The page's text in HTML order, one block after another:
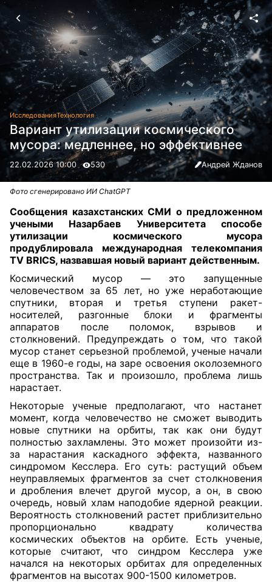
ИсследованияТехнология
Вариант утилизации космического
мусора: медленнее, но эффективнее
22.02.2026 10:00 530 Андрей Жданов
Фото сгенерировано ИИ ChatGPT
Сообщения казахстанских СМИ о предложенном
учеными Назарбаев Университета способе
утилизации космического мусора
продублировала международная телекомпания
TV BRICS, назвавшая новый вариант действенным.
Космический мусор — это запущенные
человечеством за 65 лет, но уже неработающие
спутники, вторая и третья ступени ракет-
носителей, разгонные блоки и фрагменты
аппаратов после поломок, взрывов и
столкновений. Предупреждать о том, что такой
мусор станет серьезной проблемой, ученые начали
еще в 1960-е годы, на заре освоения околоземного
пространства. Так и произошло, проблема лишь
нарастает.
Некоторые ученые предполагают, что настанет
момент, когда человечество не сможет выводить
новые спутники на орбиты, так как они будут
полностью захламлены. Это может произойти из-
за нарастания каскадного эффекта, названного
синдромом Кесслера. Его суть: растущий объем
неуправляемых фрагментов за счет столкновения
и дробления влечет другой мусор, а он, в свою
очередь, новый хлам наподобие ядерной реакции.
Вероятность столкновений растет приблизительно
пропорционально квадрату количества
космических объектов на орбите. Есть ученые,
которые считают, что синдром Кесслера уже
начался на некоторых орбитах для определенных
фрагментов на высотах 900-1500 километров.